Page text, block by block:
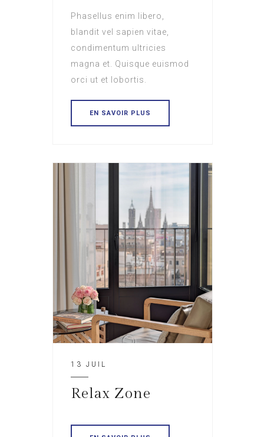
Phasellus enim libero,
blandit vel sapien vitae,
condimentum ultricies
magna et. Quisque euismod
orci ut et lobortis.
EN SAVOIR PLUS
13 JUIL
Relax Zone